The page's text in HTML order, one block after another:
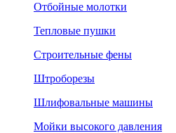
Отбойные молотки
Тепловые пушки
Строительные фены
Штроборезы
Шлифовальные машины
Мойки высокого давления